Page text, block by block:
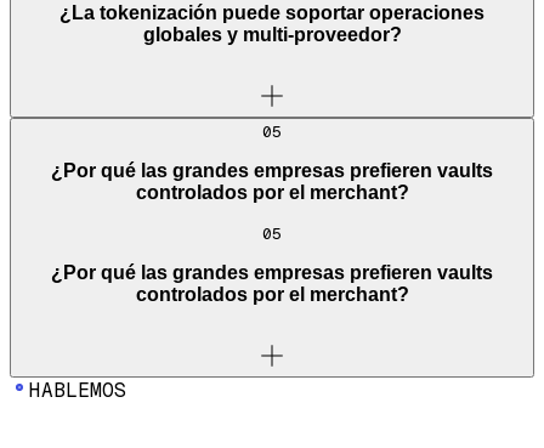
¿La tokenización puede soportar operaciones
globales y multi-proveedor?
05
¿Por qué las grandes empresas prefieren vaults
controlados por el merchant?
05
¿Por qué las grandes empresas prefieren vaults
controlados por el merchant?
HABLEMOS